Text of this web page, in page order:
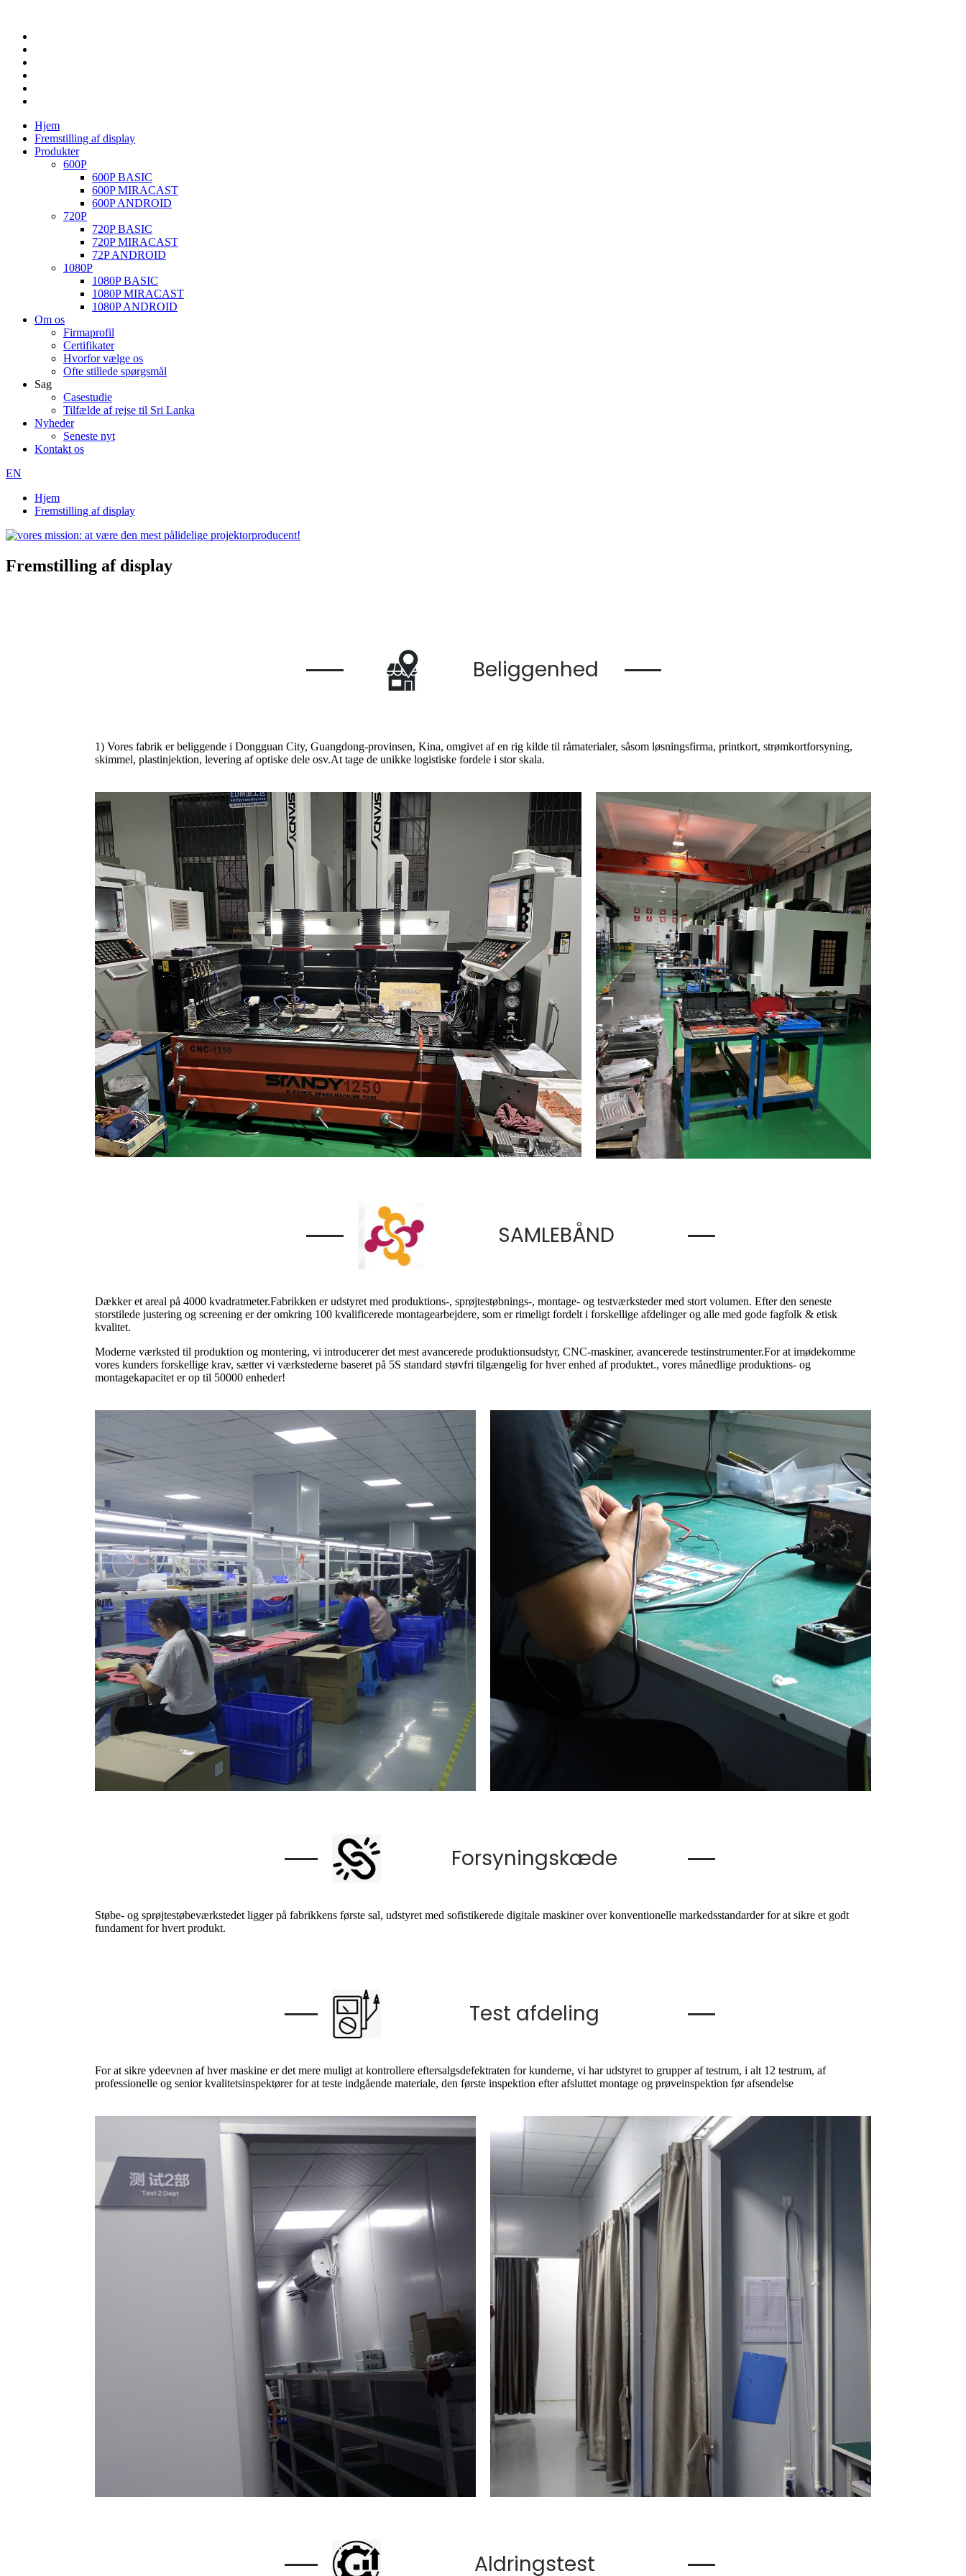
Hjem
Fremstilling af display
Produkter
600P
600P BASIC
600P MIRACAST
600P ANDROID
720P
720P BASIC
720P MIRACAST
72P ANDROID
1080P
1080P BASIC
1080P MIRACAST
1080P ANDROID
Om os
Firmaprofil
Certifikater
Hvorfor vælge os
Ofte stillede spørgsmål
Sag
Casestudie
Tilfælde af rejse til Sri Lanka
Nyheder
Seneste nyt
Kontakt os
EN
Hjem
Fremstilling af display
Fremstilling af display
Beliggenhed
1) Vores fabrik er beliggende i Dongguan City, Guangdong-provinsen, Kina, omgivet af en rig kilde til råmaterialer, såsom løsningsfirma, printkort, strømkortforsyning,
skimmel, plastinjektion, levering af optiske dele osv.At tage de unikke logistiske fordele i stor skala.
SAMLEBÅND
Dækker et areal på 4000 kvadratmeter.Fabrikken er udstyret med produktions-, sprøjtestøbnings-, montage- og testværksteder med stort volumen. Efter den seneste
storstilede justering og screening er der omkring 100 kvalificerede montagearbejdere, som er rimeligt fordelt i forskellige afdelinger og alle med gode fagfolk & etisk
kvalitet.
Moderne værksted til produktion og montering, vi introducerer det mest avancerede produktionsudstyr, CNC-maskiner, avancerede testinstrumenter.For at imødekomme
vores kunders forskellige krav, sætter vi værkstederne baseret på 5S standard støvfri tilgængelig for hver enhed af produktet., vores månedlige produktions- og
montagekapacitet er op til 50000 enheder!
Forsyningskæde
Støbe- og sprøjtestøbeværkstedet ligger på fabrikkens første sal, udstyret med sofistikerede digitale maskiner over konventionelle markedsstandarder for at sikre et godt
fundament for hvert produkt.
Test afdeling
For at sikre ydeevnen af ​​hver maskine er det mere muligt at kontrollere eftersalgsdefektraten for kunderne, vi har udstyret to grupper af testrum, i alt 12 testrum, af
professionelle og senior kvalitetsinspektører for at teste indgående materiale, den første inspektion efter afsluttet montage og prøveinspektion før afsendelse
Aldringstest